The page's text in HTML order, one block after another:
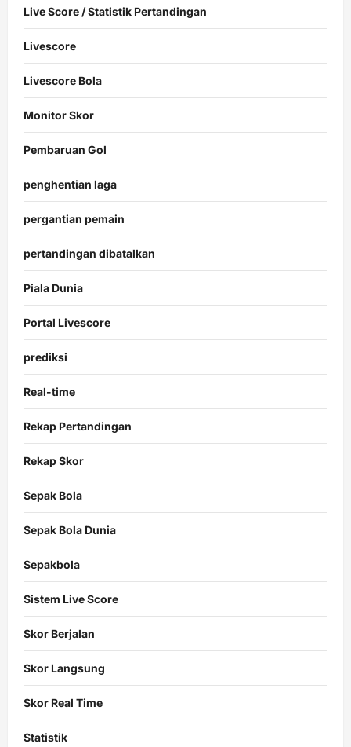
Live Score / Statistik Pertandingan
Livescore
Livescore Bola
Monitor Skor
Pembaruan Gol
penghentian laga
pergantian pemain
pertandingan dibatalkan
Piala Dunia
Portal Livescore
prediksi
Real-time
Rekap Pertandingan
Rekap Skor
Sepak Bola
Sepak Bola Dunia
Sepakbola
Sistem Live Score
Skor Berjalan
Skor Langsung
Skor Real Time
Statistik